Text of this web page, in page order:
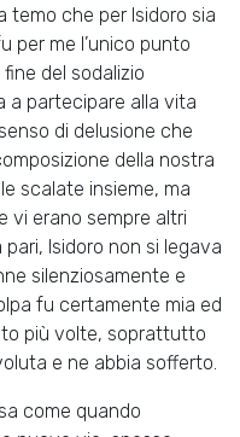
temo che per Isidoro sia
per me l’unico punto
del sodalizio
a partecipare alla vita
di delusione che
della nostra
scalate insieme, ma
vi erano sempre altri
Isidoro non si legava
silenziosamente e
fu certamente mia ed
più volte, soprattutto
e ne abbia sofferto.
come quando